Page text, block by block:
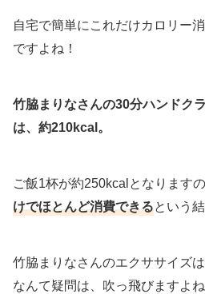
自宅で簡単にこれだけカロリー
ですよね！
竹脇まりなさんの30分ハンドク
は、約210kcal。
ご飯1杯が約250kcalとなります
けでほとんど消費できるという
竹脇まりなさんのエクササイズ
なんて疑問は、吹っ飛びますよね